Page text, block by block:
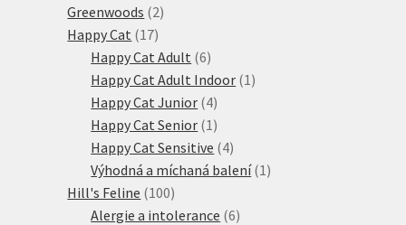
Greenwoods 22
Happy Cat 1717
produktů
Happy Cat Adult 66
produktů
Happy Cat Adult Indoor 1 1
Happy Cat Junior 44
produkty
Happy Cat Senior 1 1
produkt
Happy Cat Sensitive 44
produkty
Výhodná a míchaná balení 1 1
Hill's Feline 100100
produktů
Alergie a intolerance 66